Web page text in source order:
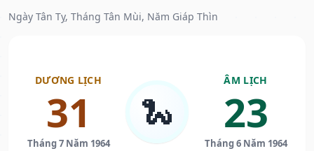
Ngày Tân Tỵ, Tháng Tân Mùi, Năm Giáp Thìn
DƯƠNG LỊCH
31
Tháng 7 Năm 1964
🐍
ÂM LỊCH
23
Tháng 6 Năm 1964